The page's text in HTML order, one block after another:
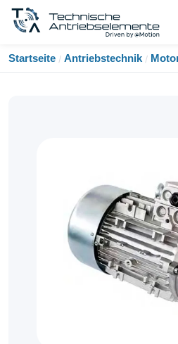
Startseite / Antriebstechnik /